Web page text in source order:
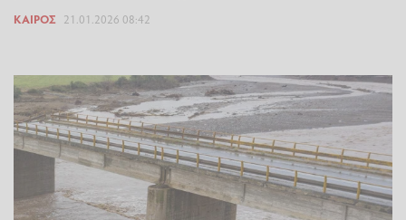
ΚΑΙΡΌΣ 21.01.2026 08:42